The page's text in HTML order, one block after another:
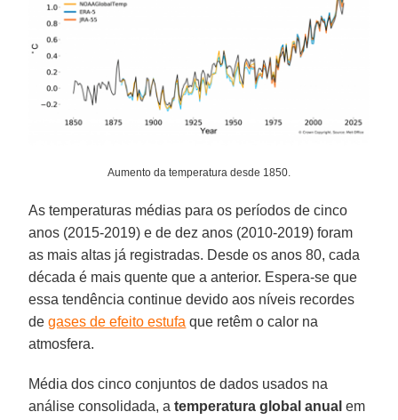
Aumento da temperatura desde 1850.
As temperaturas médias para os períodos de cinco
anos (2015-2019) e de dez anos (2010-2019) foram
as mais altas já registradas. Desde os anos 80, cada
década é mais quente que a anterior. Espera-se que
essa tendência continue devido aos níveis recordes
degases de efeito estufa que retêm o calor na
atmosfera.
Média dos cinco conjuntos de dados usados ​​na
análise consolidada, atemperatura global anual em